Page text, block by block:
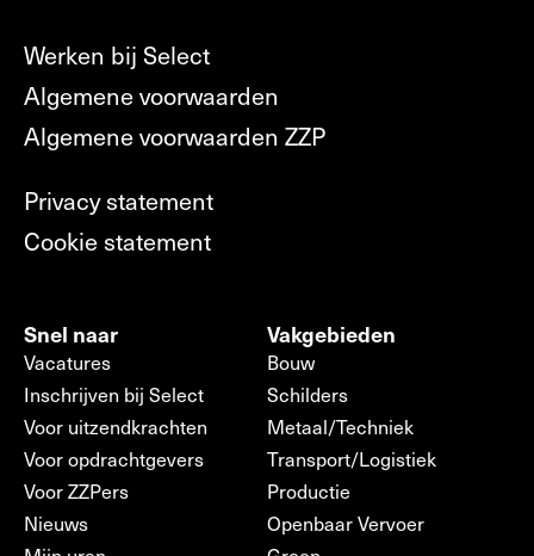
Werken bij Select
Algemene voorwaarden
Algemene voorwaarden ZZP
Privacy statement
Cookie statement
Snel naar
Vacatures
Inschrijven bij Select
Voor uitzendkrachten
Voor opdrachtgevers
Voor ZZPers
Nieuws
Vakgebieden
Bouw
Schilders
Metaal/Techniek
Transport/Logistiek
Productie
Openbaar Vervoer